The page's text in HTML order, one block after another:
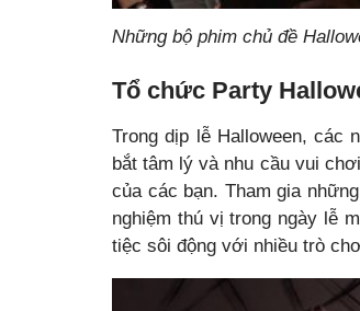
Những bộ phim chủ đề
Tổ chức Party
Trong dịp lễ Halloween, các
bắt tâm lý và nhu cầu vui
của các bạn. Tham gia
nghiệm thú vị trong ngày lễ
tiệc sôi động với nhiều trò